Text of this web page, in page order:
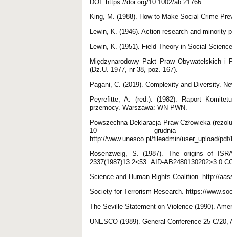
DOI: https://doi.org/10.1002/ab.21766.
King, M. (1988). How to Make Social Crime
Lewin, K. (1946). Action research and
Lewin, K. (1951). Field Theory in Social
Międzynarodowy Pakt Praw Obywatelskich
(Dz.U. 1977, nr 38, poz. 167).
Pagani, C. (2019). Complexity and Diversity.
Peyrefitte, A. (red.). (1982). Raport
przemocy. Warszawa: WN PWN.
Powszechna Deklaracja Praw Człowieka
10 grudnia
http://www.unesco.pl/fileadmin/user_upload/
Rosenzweig, S. (1987). The origins of
2337(1987)13:2<53::AID-
Science and Human Rights Coalition. http://
Society for Terrorism Research. https://
The Seville Statement on Violence (1990).
UNESCO (1989). General Conference 25 C/20,